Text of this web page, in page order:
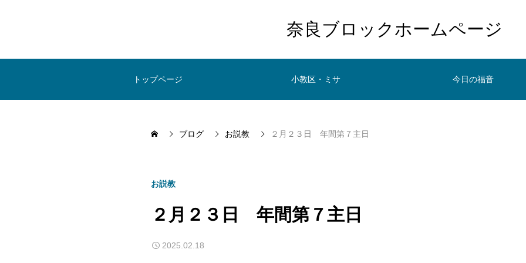
奈良ブロックホームページ
トップページ 小教区・ミサ 今日の福音
ブログ お説教 ２月２３日 年間第７主日
お説教
２月２３日 年間第７主日
2025.02.18